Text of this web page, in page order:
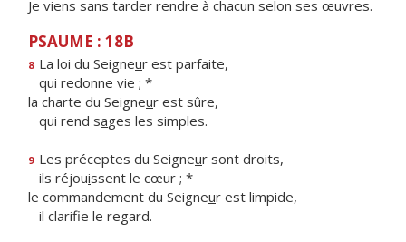
Je viens sans tarder rendre à chacun selon ses œuvres.
PSAUME : 18B
8 La loi du Seigneur est parfaite,
qui redonne vie ; *
la charte du Seigneur est sûre,
qui rend sages les simples.
9 Les préceptes du Seigneur sont droits,
ils réjouissent le cœur ; *
le commandement du Seigneur est limpide,
il clarife le regard.